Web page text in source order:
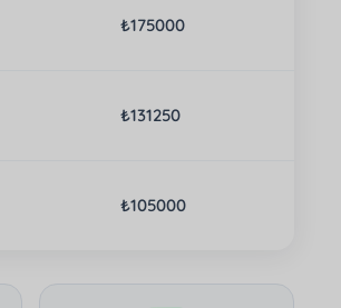
₺175000
₺131250
₺105000